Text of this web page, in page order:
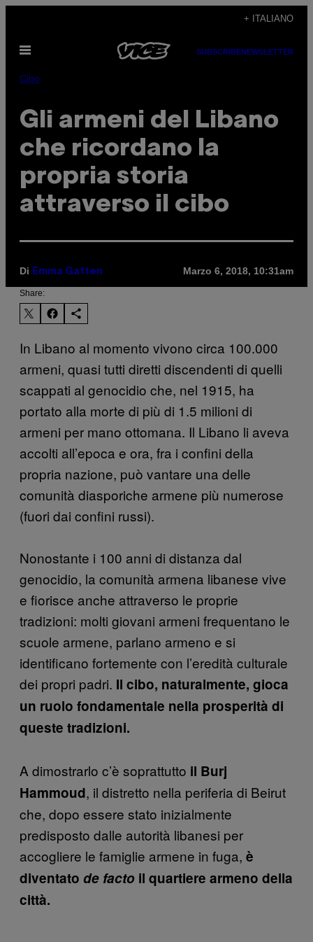
contenuto
+ ITALIANO
Apri
SUBSCRIBENEWSLETTER
Cibo
Gli armeni del Libano
che ricordano la
propria storia
attraverso il cibo
Di Emma Gatten Marzo 6, 2018, 10:31am
Share:
In Libano al momento vivono circa 100.000
armeni, quasi tutti diretti discendenti di quelli
scappati al genocidio che, nel 1915, ha
portato alla morte di più di 1.5 milioni di
armeni per mano ottomana. Il Libano li aveva
accolti all’epoca e ora, fra i confini della
propria nazione, può vantare una delle
comunità diasporiche armene più numerose
(fuori dai confini russi).
Nonostante i 100 anni di distanza dal
genocidio, la comunità armena libanese vive
e fiorisce anche attraverso le proprie
tradizioni: molti giovani armeni frequentano le
scuole armene, parlano armeno e si
identificano fortemente con l’eredità culturale
dei propri padri. Il cibo, naturalmente, gioca
un ruolo fondamentale nella prosperità di
queste tradizioni.
A dimostrarlo c’è soprattutto il Burj
Hammoud, il distretto nella periferia di Beirut
che, dopo essere stato inizialmente
predisposto dalle autorità libanesi per
accogliere le famiglie armene in fuga, è
diventato de facto il quartiere armeno della
città.